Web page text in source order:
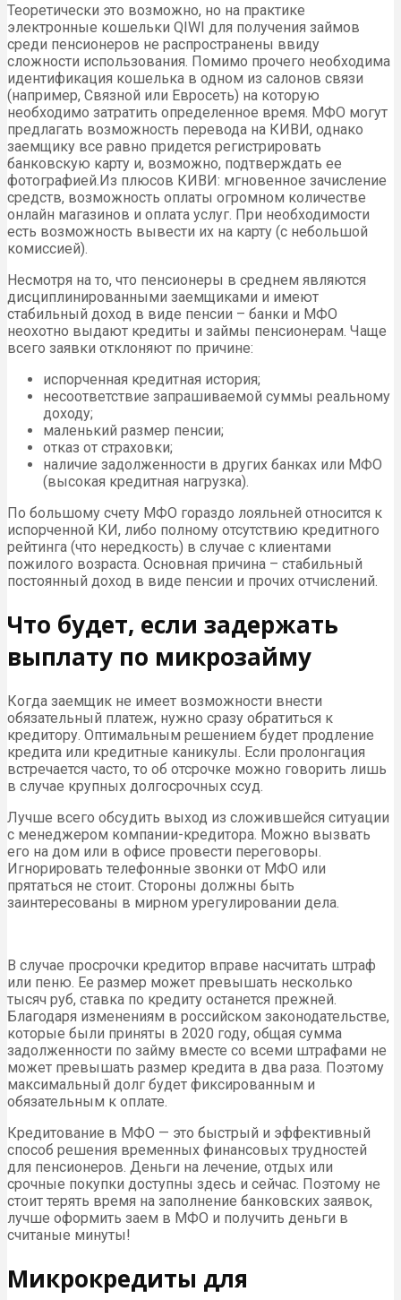
Теоретически это возможно, но на практике
электронные кошельки QIWI для получения займов
среди пенсионеров не распространены ввиду
сложности использования. Помимо прочего необходима
идентификация кошелька в одном из салонов связи
(например, Связной или Евросеть) на которую
необходимо затратить определенное время. МФО могут
предлагать возможность перевода на КИВИ, однако
заемщику все равно придется регистрировать
банковскую карту и, возможно, подтверждать ее
фотографией.Из плюсов КИВИ: мгновенное зачисление
средств, возможность оплаты огромном количестве
онлайн магазинов и оплата услуг. При необходимости
есть возможность вывести их на карту (с небольшой
комиссией).
Несмотря на то, что пенсионеры в среднем являются
дисциплинированными заемщиками и имеют
стабильный доход в виде пенсии – банки и МФО
неохотно выдают кредиты и займы пенсионерам. Чаще
всего заявки отклоняют по причине:
испорченная кредитная история;
несоответствие запрашиваемой суммы реальному
доходу;
маленький размер пенсии;
отказ от страховки;
наличие задолженности в других банках или МФО
(высокая кредитная нагрузка).
По большому счету МФО гораздо лояльней относится к
испорченной КИ, либо полному отсутствию кредитного
рейтинга (что нередкость) в случае с клиентами
пожилого возраста. Основная причина – стабильный
постоянный доход в виде пенсии и прочих отчислений.
Что будет, если задержать
выплату по микрозайму
Когда заемщик не имеет возможности внести
обязательный платеж, нужно сразу обратиться к
кредитору. Оптимальным решением будет продление
кредита или кредитные каникулы. Если пролонгация
встречается часто, то об отсрочке можно говорить лишь
в случае крупных долгосрочных ссуд.
Лучше всего обсудить выход из сложившейся ситуации
с менеджером компании-кредитора. Можно вызвать
его на дом или в офисе провести переговоры.
Игнорировать телефонные звонки от МФО или
прятаться не стоит. Стороны должны быть
заинтересованы в мирном урегулировании дела.
В случае просрочки кредитор вправе насчитать штраф
или пеню. Ее размер может превышать несколько
тысяч руб, ставка по кредиту останется прежней.
Благодаря изменениям в российском законодательстве,
которые были приняты в 2020 году, общая сумма
задолженности по займу вместе со всеми штрафами не
может превышать размер кредита в два раза. Поэтому
максимальный долг будет фиксированным и
обязательным к оплате.
Кредитование в МФО — это быстрый и эффективный
способ решения временных финансовых трудностей
для пенсионеров. Деньги на лечение, отдых или
срочные покупки доступны здесь и сейчас. Поэтому не
стоит терять время на заполнение банковских заявок,
лучше оформить заем в МФО и получить деньги в
считаные минуты!
Микрокредиты для